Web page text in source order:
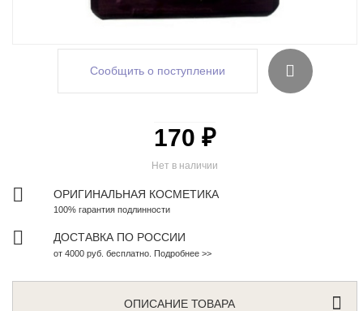
Сообщить о поступлении
Нет в наличии
170 ₽
ОРИГИНАЛЬНАЯ КОСМЕТИКА
100% гарантия подлинности
ДОСТАВКА ПО РОССИИ
от 4000 руб. бесплатно. Подробнее >>
ОПИСАНИЕ ТОВАРА